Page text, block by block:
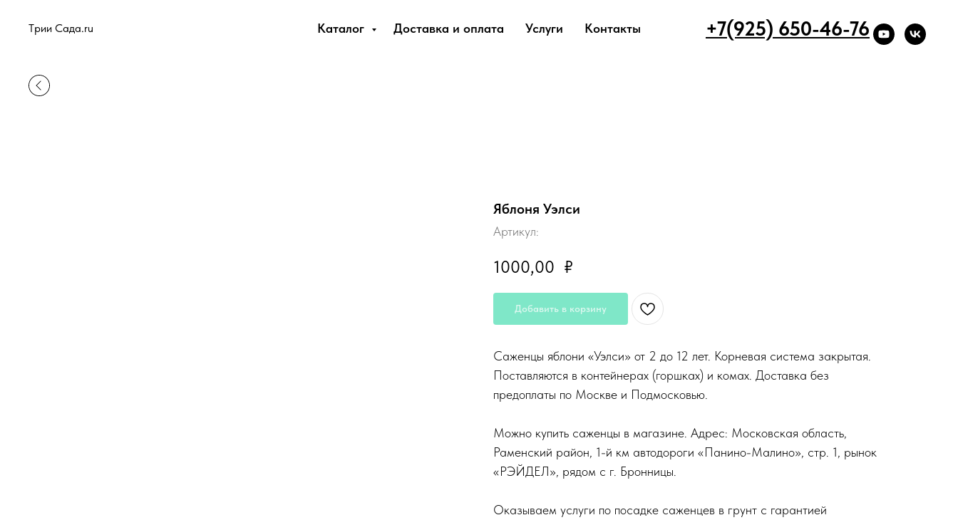
Tрии Сада.ru Каталог Доставка и оплата Услуги Контакты +7(925) 650-46-76
Яблоня Уэлси
Артикул:
1000,00 ₽
Добавить в корзину
Саженцы яблони «Уэлси» от 2 до 12 лет. Корневая система закрытая.
Поставляются в контейнерах (горшках) и комах. Доставка без
предоплаты по Москве и Подмосковью.
Можно купить саженцы в магазине. Адрес: Московская область,
Раменский район, 1-й км автодороги «Панино-Малино», стр. 1, рынок
«РЭЙДЕЛ», рядом с г. Бронницы.
Оказываем услуги по посадке саженцев в грунт с гарантией